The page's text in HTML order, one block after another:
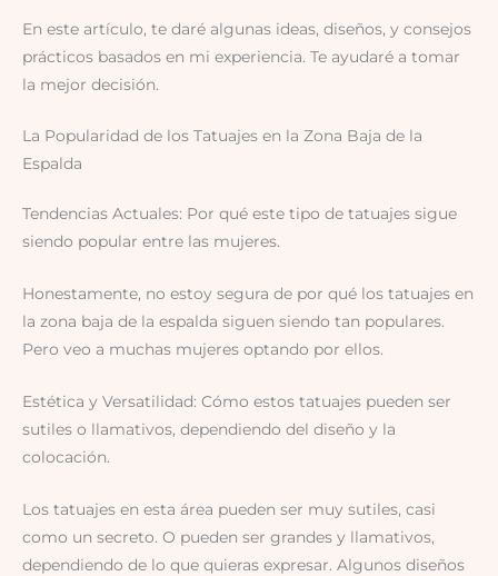
En este artículo, te daré algunas ideas, diseños, y consejos
prácticos basados en mi experiencia. Te ayudaré a tomar
la mejor decisión.
La Popularidad de los Tatuajes en la Zona Baja de la
Espalda
Tendencias Actuales: Por qué este tipo de tatuajes sigue
siendo popular entre las mujeres.
Honestamente, no estoy segura de por qué los tatuajes en
la zona baja de la espalda siguen siendo tan populares.
Pero veo a muchas mujeres optando por ellos.
Estética y Versatilidad: Cómo estos tatuajes pueden ser
sutiles o llamativos, dependiendo del diseño y la
colocación.
Los tatuajes en esta área pueden ser muy sutiles, casi
como un secreto. O pueden ser grandes y llamativos,
dependiendo de lo que quieras expresar. Algunos diseños